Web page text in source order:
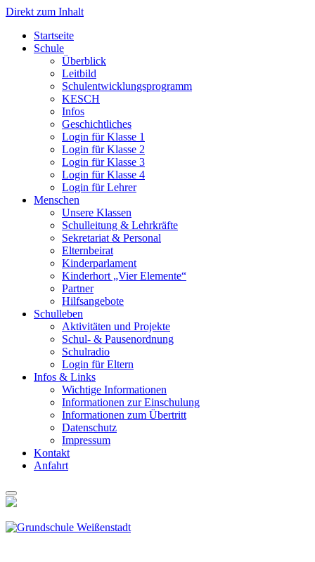
Direkt zum Inhalt
Start­sei­te
Schu­le
Über­blick
Leit­bild
Schul­ent­wick­lungs­pro­gramm
KESCH
Infos
Geschicht­li­ches
Log­in für Klas­se 1
Log­in für Klas­se 2
Log­in für Klas­se 3
Log­in für Klas­se 4
Log­in für Leh­rer
Men­schen
Unse­re Klas­sen
Schul­lei­tung & Lehr­kräf­te
Sekre­ta­ri­at & Per­so­nal
Eltern­bei­rat
Kin­der­par­la­ment
Kin­der­hort „Vier Ele­men­te“
Part­ner
Hilfs­an­ge­bo­te
Schul­le­ben
Akti­vi­tä­ten und Pro­jek­te
Schul- & Pau­sen­ord­nung
Schul­ra­dio
Log­in für Eltern
Infos & Links
Wich­ti­ge Infor­ma­tio­nen
Infor­ma­tio­nen zur Ein­schu­lung
Infor­ma­tio­nen zum Über­tritt
Daten­schutz
Impres­sum
Kon­takt
Anfahrt